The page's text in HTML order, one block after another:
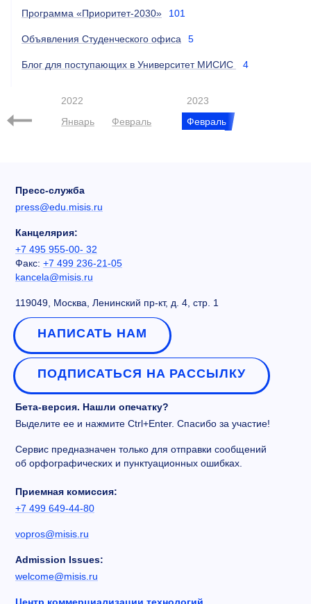
Программа «Приоритет-2030» 101
Объявления Студенческого офиса 5
Блог для поступающих в Университет МИСИС 4
2022
Январь
Февраль
2023
Февраль
Пресс-служба
press@edu.misis.ru
Канцелярия:
+7 495 955-00- 32
Факс: +7 499 236-21-05
kancela@misis.ru
119049, Москва, Ленинский пр-кт, д. 4, стр. 1
НАПИСАТЬ НАМ
ПОДПИСАТЬСЯ НА РАССЫЛКУ
Бета-версия. Нашли опечатку?
Выделите ее и нажмите Ctrl+Enter. Спасибо за участие!
Сервис предназначен только для отправки сообщений
об орфографических и пунктуационных ошибках.
Приемная комиссия:
+7 499 649-44-80
vopros@misis.ru
Admission Issues:
welcome@misis.ru